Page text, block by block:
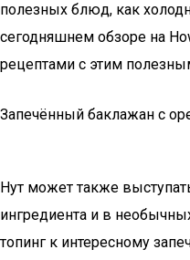
полезных блюд, как
сегодняшнем обзоре на
рецептами с этим
Запечённый баклажан с
Нут может также
ингредиента и в
топинг к интересному